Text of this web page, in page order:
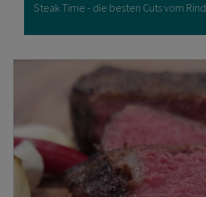
Steak Time - die besten Cuts vom Rind